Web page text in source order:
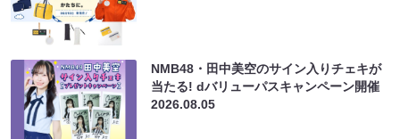
NMB48・田中美空のサイン入りチェキが
当たる! dバリューパスキャンペーン開催
2026.08.05